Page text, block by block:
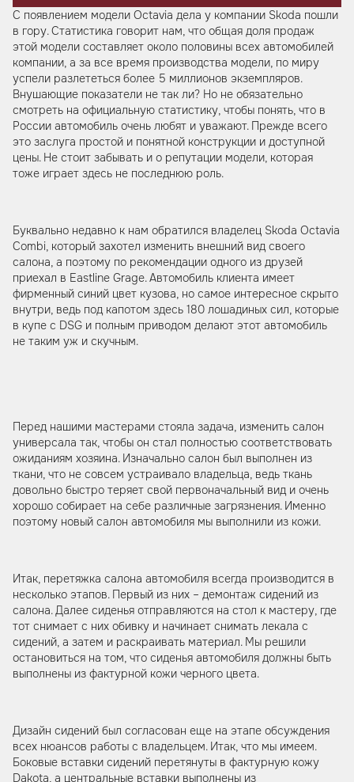
С появлением модели Octavia дела у компании Skoda пошли
в гору. Статистика говорит нам, что общая доля продаж
этой модели составляет около половины всех автомобилей
компании, а за все время производства модели, по миру
успели разлететься более 5 миллионов экземпляров.
Внушающие показатели не так ли? Но не обязательно
смотреть на официальную статистику, чтобы понять, что в
России автомобиль очень любят и уважают. Прежде всего
это заслуга простой и понятной конструкции и доступной
цены. Не стоит забывать и о репутации модели, которая
тоже играет здесь не последнюю роль.
Буквально недавно к нам обратился владелец Skoda Octavia
Combi, который захотел изменить внешний вид своего
салона, а поэтому по рекомендации одного из друзей
приехал в Eastline Grage. Автомобиль клиента имеет
фирменный синий цвет кузова, но самое интересное скрыто
внутри, ведь под капотом здесь 180 лошадиных сил, которые
в купе с DSG и полным приводом делают этот автомобиль
не таким уж и скучным.
Перед нашими мастерами стояла задача, изменить салон
универсала так, чтобы он стал полностью соответствовать
ожиданиям хозяина. Изначально салон был выполнен из
ткани, что не совсем устраивало владельца, ведь ткань
довольно быстро теряет свой первоначальный вид и очень
хорошо собирает на себе различные загрязнения. Именно
поэтому новый салон автомобиля мы выполнили из кожи.
Итак, перетяжка салона автомобиля всегда производится в
несколько этапов. Первый из них – демонтаж сидений из
салона. Далее сиденья отправляются на стол к мастеру, где
тот снимает с них обивку и начинает снимать лекала с
сидений, а затем и раскраивать материал. Мы решили
остановиться на том, что сиденья автомобиля должны быть
выполнены из фактурной кожи черного цвета.
Дизайн сидений был согласован еще на этапе обсуждения
всех нюансов работы с владельцем. Итак, что мы имеем.
Боковые вставки сидений перетянуты в фактурную кожу
Dakota, а центральные вставки выполнены из